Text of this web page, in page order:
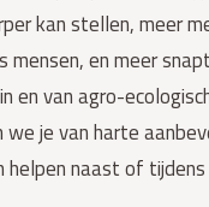
kan stellen, meer
mensen, en meer
en van agro-
we je van harte
helpen naast of